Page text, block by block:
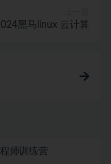
黑马linux 云计算
师训练营